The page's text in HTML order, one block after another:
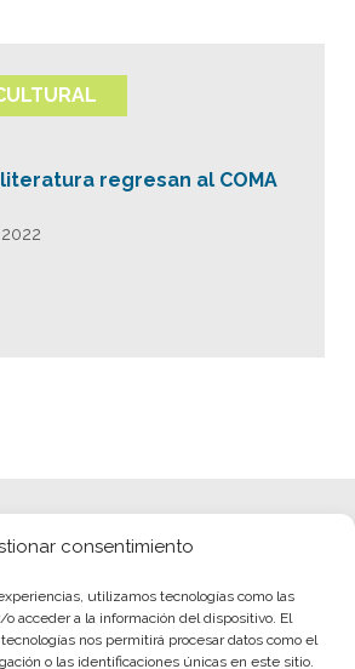
consentimiento
utilizamos tecnologías como las
acceder a la información del dispositivo. El
nos permitirá procesar datos como el
o las identificaciones únicas en este sitio.
regresan al COMA